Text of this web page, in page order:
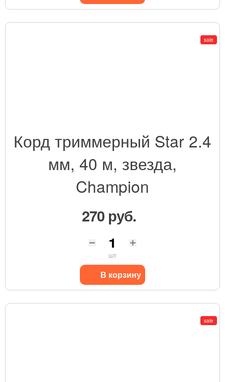
sale
Корд триммерный Star 2.4
мм, 40 м, звезда,
Champion
270 руб.
шт
В корзину
sale